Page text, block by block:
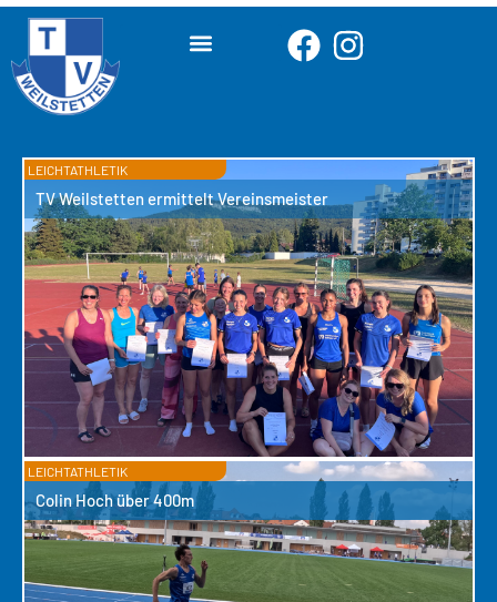
LEICHTATHLETIK
TV Weilstetten ermittelt Vereinsmeister
LEICHTATHLETIK
Colin Hoch über 400m